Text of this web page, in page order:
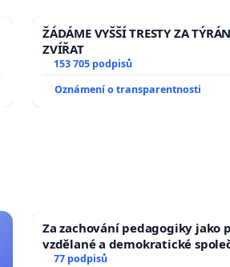
ŽÁDÁME VYŠŠÍ TRESTY ZA
ZVÍŘAT
153 705 podpisů
Oznámení o transparentnosti
Za zachování pedagogiky jako
vzdělané a demokratické
77 podpisů